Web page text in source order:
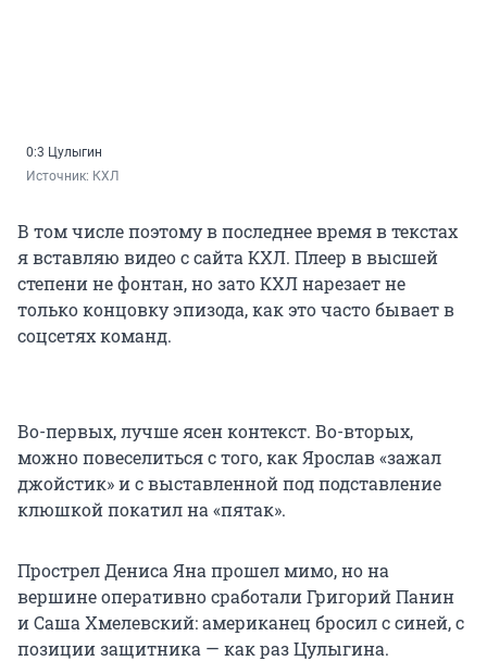
0:3 Цулыгин
Источник: КХЛ
В том числе поэтому в последнее время в текстах
я вставляю видео с сайта КХЛ. Плеер в высшей
степени не фонтан, но зато КХЛ нарезает не
только концовку эпизода, как это часто бывает в
соцсетях команд.
Во-первых, лучше ясен контекст. Во-вторых,
можно повеселиться с того, как Ярослав «зажал
джойстик» и с выставленной под подставление
клюшкой покатил на «пятак».
Прострел Дениса Яна прошел мимо, но на
вершине оперативно сработали Григорий Панин
и Саша Хмелевский: американец бросил с синей, с
позиции защитника — как раз Цулыгина.